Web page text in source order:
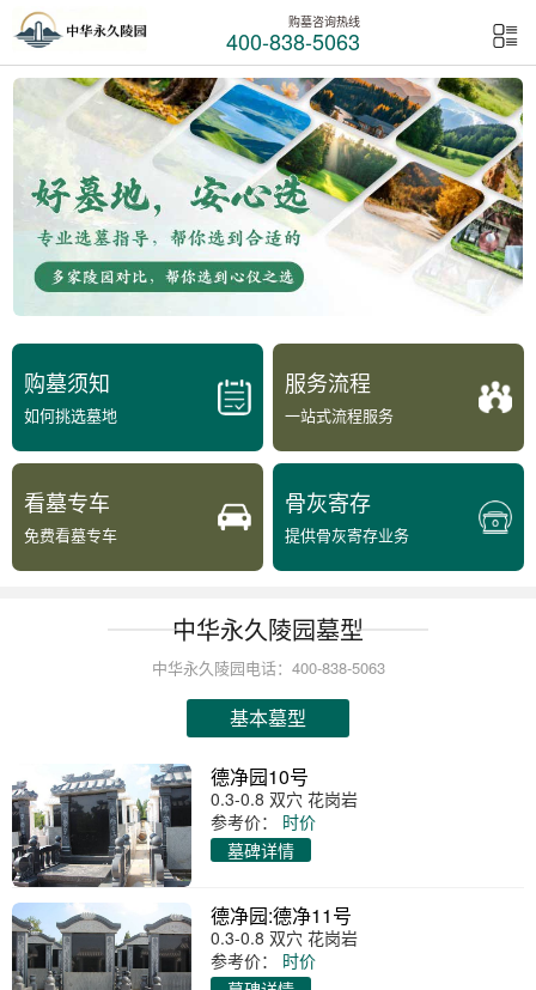
购墓咨询热线
400-838-5063
购墓须知
如何挑选墓地
服务流程
一站式流程服务
看墓专车
免费看墓专车
骨灰寄存
提供骨灰寄存业务
中华永久陵园墓型
中华永久陵园电话：400-838-5063
基本墓型
德净园10号
0.3-0.8 双穴 花岗岩
参考价：
时价
墓碑详情
德净园:德净11号
0.3-0.8 双穴 花岗岩
参考价：
时价